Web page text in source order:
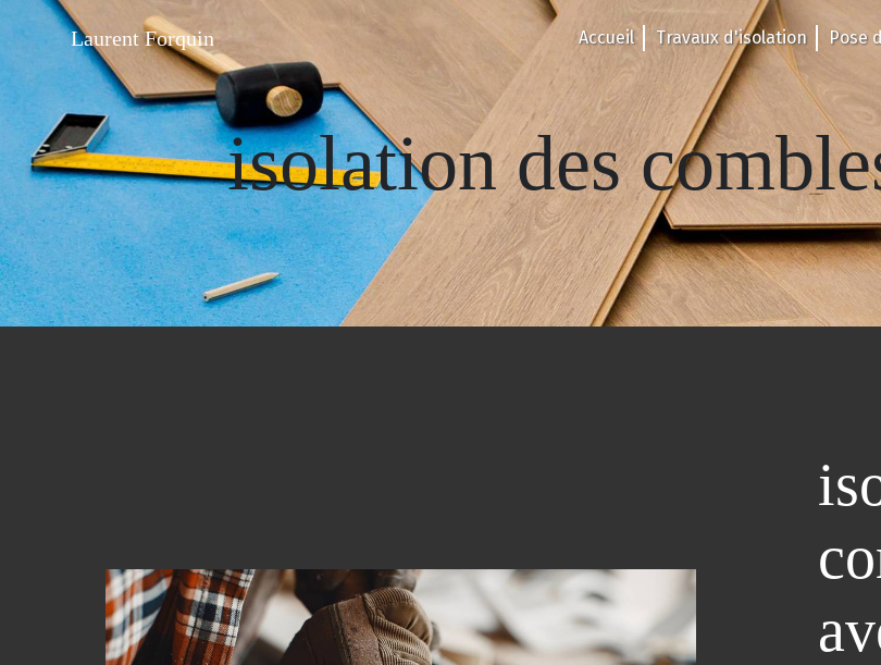
Laurent Forquin Accueil Travaux d'isolation Pose
isolation des
Panneau de gestion des cookies